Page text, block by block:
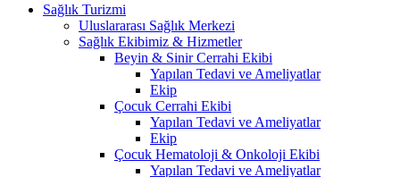
Sağlık Turizmi
Uluslararası Sağlık Merkezi
Sağlık Ekibimiz & Hizmetler
Beyin & Sinir Cerrahi Ekibi
Yapılan Tedavi ve Ameliyatlar
Ekip
Çocuk Cerrahi Ekibi
Yapılan Tedavi ve Ameliyatlar
Ekip
Çocuk Hematoloji & Onkoloji Ekibi
Yapılan Tedavi ve Ameliyatlar